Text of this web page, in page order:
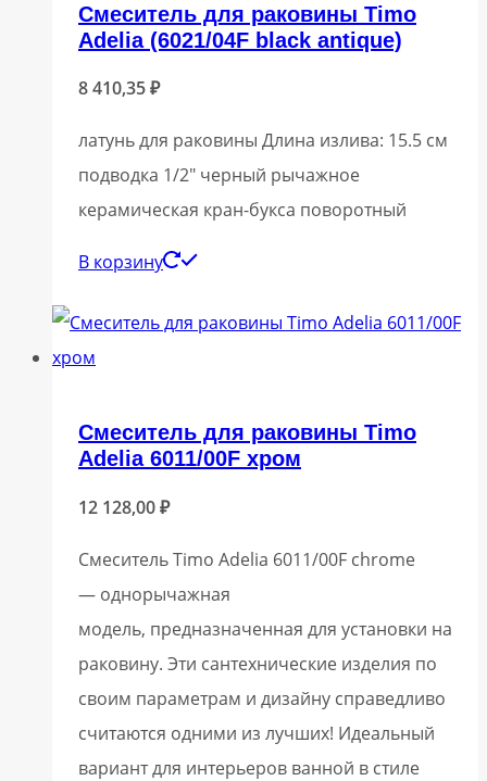
Смеситель для раковины Timo
Adelia (6021/04F black antique)
8 410,35₽
латунь для раковины Длина излива: 15.5 см
подводка 1/2″ черный рычажное
керамическая кран-букса поворотный
В корзину
Смеситель для раковины Timo
Adelia 6011/00F хром
12 128,00₽
Смеситель Timo Adelia 6011/00F chrome
— однорычажная
модель, предназначенная для установки на
раковину. Эти сантехнические изделия по
своим параметрам и дизайну справедливо
считаются одними из лучших! Идеальный
вариант для интерьеров ванной в стиле